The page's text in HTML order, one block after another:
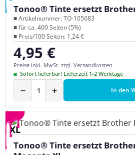
Tonoo® Tinte ersetzt Brother
■ Artikelnummer: TO-105683
■ für ca. 400 Seiten (5%)
■ Preis/100 Seiten: 1,24 €
Regulärer Preis:
4,95 €
Preise inkl. MwSt. zzgl. Versandkosten
Sofort lieferbar! Lieferzeit 1-2 Werktage
− + In den
XL
Tonoo® Tinte ersetzt